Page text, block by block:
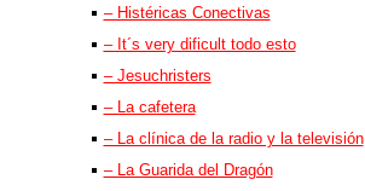
– Histéricas Conectivas
– It´s very dificult todo esto
– Jesuchristers
– La cafetera
– La clínica de la radio y la televisión
– La Guarida del Dragón